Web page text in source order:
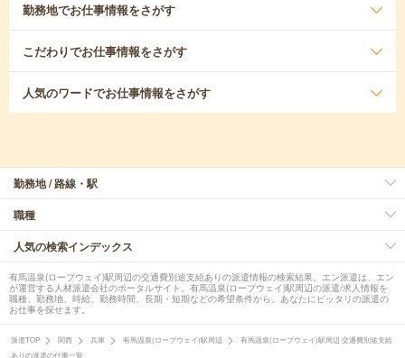
勤務地でお仕事情報をさがす
こだわりでお仕事情報をさがす
人気のワードでお仕事情報をさがす
勤務地 / 路線・駅
職種
人気の検索インデックス
有馬温泉(ロープウェイ)駅周辺の交通費別途支給ありの派遣情報の検索結果。エン派遣は、エン
が運営する人材派遣会社のポータルサイト。有馬温泉(ロープウェイ)駅周辺の派遣/求人情報を
職種、勤務地、時給、勤務時間、長期・短期などの希望条件から、あなたにピッタリの派遣の
お仕事を探せます。
派遣TOP 関西 兵庫 有馬温泉(ロープウェイ)駅周辺
有馬温泉(ロープウェイ)駅周辺 交通費別途支給
ありの派遣の仕事一覧